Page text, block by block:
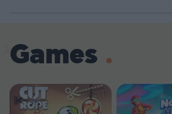
Games